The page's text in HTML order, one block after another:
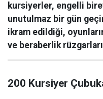
kursiyerler, engelli
unutulmaz bir gün
ikram edildiği,
ve beraberlik
200 Kursiyer